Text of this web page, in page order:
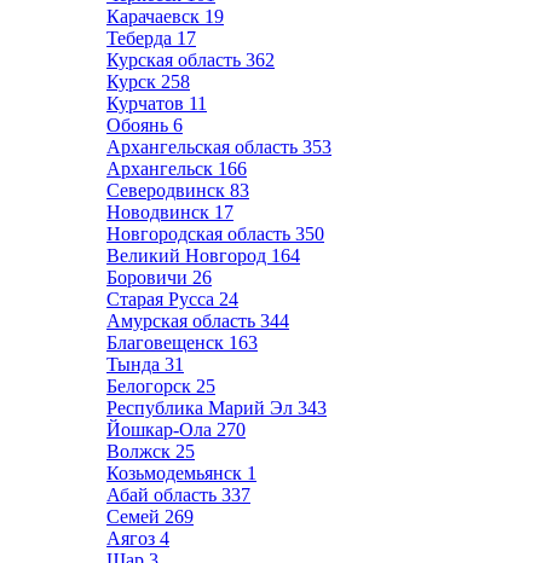
Карачаевск 19
Теберда 17
Курская область 362
Курск 258
Курчатов 11
Обоянь 6
Архангельская область 353
Архангельск 166
Северодвинск 83
Новодвинск 17
Новгородская область 350
Великий Новгород 164
Боровичи 26
Старая Русса 24
Амурская область 344
Благовещенск 163
Тында 31
Белогорск 25
Республика Марий Эл 343
Йошкар-Ола 270
Волжск 25
Козьмодемьянск 1
Абай область 337
Семей 269
Аягоз 4